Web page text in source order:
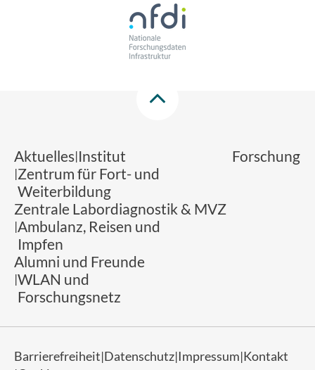
Aktuelles Institut
Forschung
Zentrum für Fort- und
Weiterbildung
Zentrale Labordiagnostik & MVZ
Ambulanz, Reisen und
Impfen
Alumni und Freunde
WLAN und
Forschungsnetz
Barrierefreiheit Datenschutz Impressum Kontakt